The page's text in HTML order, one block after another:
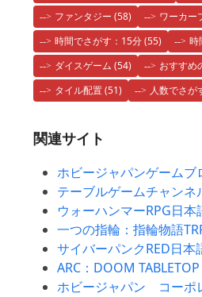
ファンタジー (58) ワーカー
時間でさがす：15分(55) 時
ダイスゲーム (54) おすすめ
タイル配置(51) 人数でさが
関連サイト
ホビージャパンゲームブ
テーブルゲームチャンネ
ウォーハンマーRPG日
一つの指輪：指輪物語
サイバーパンクRED日本
ARC：DOOM
ホビージャパン コーポ